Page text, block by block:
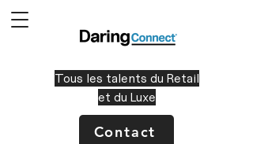
Tous les talents du Retail
et du Luxe
Contact